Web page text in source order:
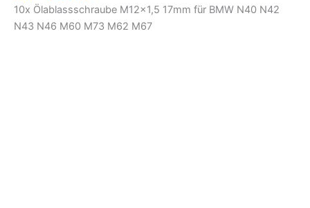
10x Ölablassschraube M12x1,5 17mm für BMW N40 N42
N43 N46 M60 M73 M62 M67